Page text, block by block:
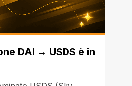
DAI → USDS è in